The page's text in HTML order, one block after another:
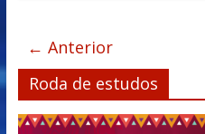
← Anterior
Roda de estudos